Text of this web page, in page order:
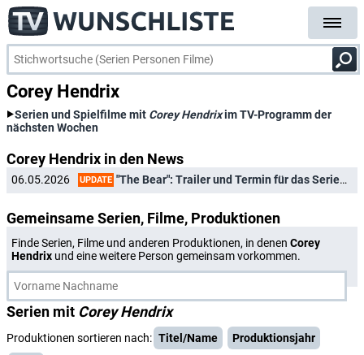
Corey Hendrix
Serien und Spielfilme mit Corey Hendrixim TV-Programm der
nächsten Wochen
Corey Hendrix in den News
06.05.2026 UPDATE "The Bear": Trailer und Termin für das Serienfinale plus Überraschungsepisode veröffentlicht
Gemeinsame Serien, Filme, Produktionen
Finde Serien, Filme und anderen Produktionen, in denen Corey
Hendrix und eine weitere Person gemeinsam vorkommen.
Serien mit Corey Hendrix
Produktionen sortieren nach: Titel/Name
Produktionsjahr